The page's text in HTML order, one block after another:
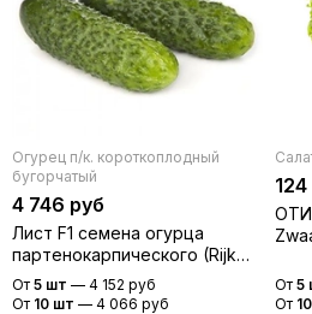
Огурец п/к. короткоплодный
бугорчатый
4 746 руб
Лист F1 семена огурца
партенокарпического (Rijk
Zwaan / Райк Цваан)
От 5 шт — 4 152 руб
От 10 шт — 4 066 руб
От 5
От